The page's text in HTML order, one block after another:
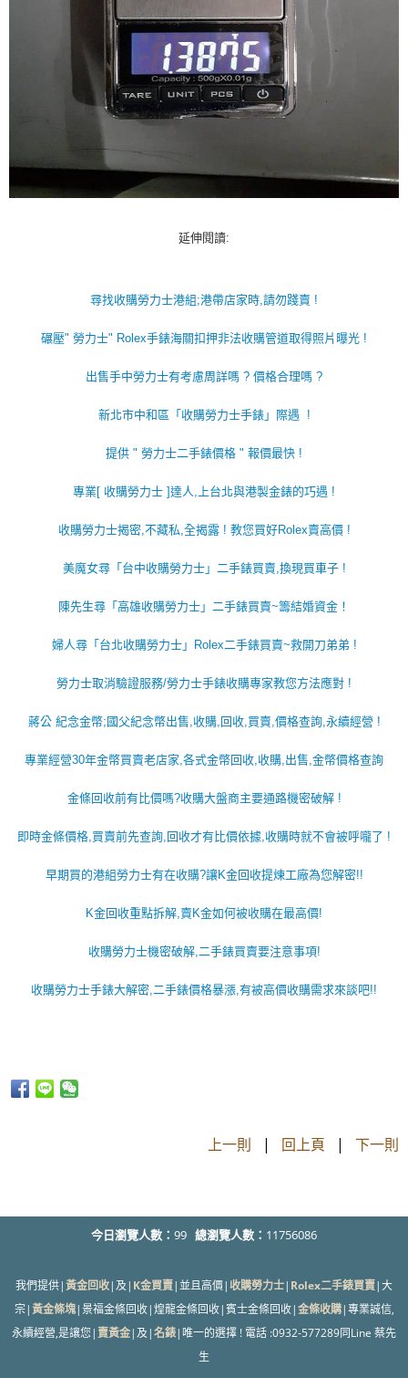
延伸閱讀:
尋找收購勞力士港組;港帶店家時,請勿踐賣 !
碾壓" 勞力士" Rolex手錶海關扣押非法收購管道取得照片曝光 !
出售手中勞力士有考慮周詳嗎 ? 價格合理嗎 ?
新北市中和區「收購勞力士手錶」際遇 !
提供 " 勞力士二手錶價格 " 報價最快 !
專業[ 收購勞力士 ]達人,上台北與港製金錶的巧遇 !
收購勞力士揭密,不藏私,全揭露 ! 教您買好Rolex賣高價 !
美魔女尋「台中收購勞力士」二手錶買賣,換現買車子 !
陳先生尋「高雄收購勞力士」二手錶買賣~籌結婚資金！
婦人尋「台北收購勞力士」Rolex二手錶買賣~救開刀弟弟 !
勞力士取消驗證服務/勞力士手錶收購專家教您方法應對 !
蔣公 紀念金幣;國父紀念幣出售,收購,回收,買賣,價格查詢,永續經營 !
專業經營30年金幣買賣老店家,各式金幣回收,收購,出售,金幣價格查詢
金條回收前有比價嗎?收購大盤商主要通路機密破解 !
即時金條價格,買賣前先查詢,回收才有比價依據,收購時就不會被呼嚨了 !
早期買的港組勞力士有在收購?讓K金回收提煉工廠為您解密!!
K金回收重點拆解,賣K金如何被收購在最高價!
收購勞力士機密破解,二手錶買賣要注意事項!
收購勞力士手錶大解密,二手錶價格暴漲,有被高價收購需求來談吧!!
上一則 | 回上頁 | 下一則
今日瀏覽人數： 99 總瀏覽人數： 11756086
我們提供|黃金回收|及| K金買賣|並且高價|收購勞力士| Rolex二手錶買賣|大
宗|黃金條塊|景福金條回收|煌龍金條回收|賓士金條回收|金條收購|專業誠信,
永續經營,是讓您| 賣黃金|及|名錶|唯一的選擇 ! 電話 :0932-577289同Line 蔡先
生